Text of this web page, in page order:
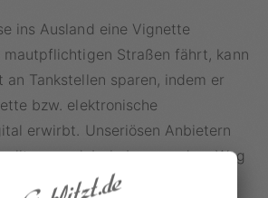
ins Ausland eine Vignette
Straßen fährt, kann
an Tankstellen sparen, indem er
bzw. elektronische
erwirbt. Unseriösen Anbietern
man dabei aber aus dem Weg